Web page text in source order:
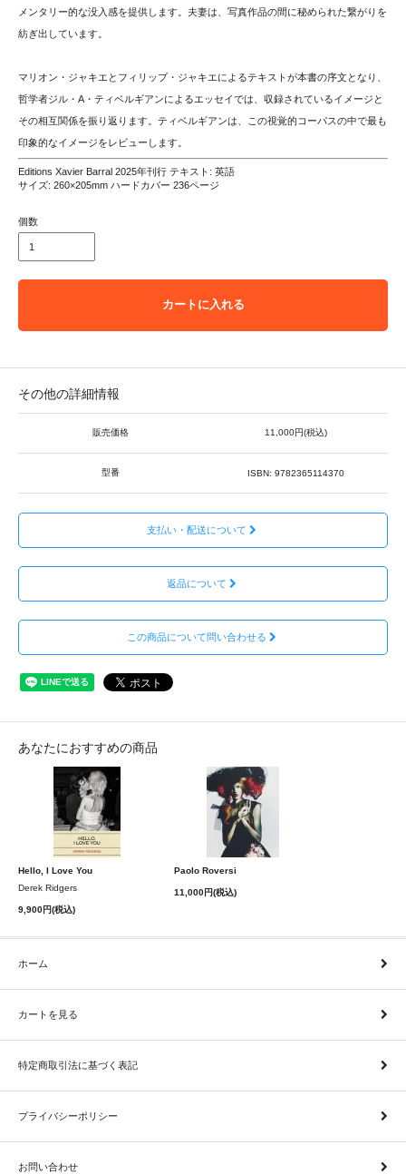
メンタリー的な没入感を提供します。夫妻は、写真作品の間に秘められた繋がりを
紡ぎ出しています。
マリオン・ジャキエとフィリップ・ジャキエによるテキストが本書の序文となり、
哲学者ジル・A・ティベルギアンによるエッセイでは、収録されているイメージと
その相互関係を振り返ります。ティベルギアンは、この視覚的コーパスの中で最も
印象的なイメージをレビューします。
Editions Xavier Barral 2025年刊行 テキスト: 英語
サイズ: 260×205mm ハードカバー 236ページ
個数
カートに入れる
その他の詳細情報
販売価格 11,000円(税込)
型番 ISBN: 9782365114370
支払い・配送について
返品について
この商品について問い合わせる
あなたにおすすめの商品
Hello, I Love You
Derek Ridgers
9,900円(税込)
Paolo Roversi
11,000円(税込)
ホーム
カートを見る
特定商取引法に基づく表記
プライバシーポリシー
お問い合わせ